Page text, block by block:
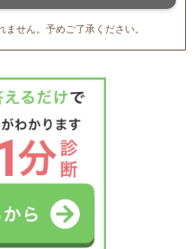
せん。予めご了承ください。